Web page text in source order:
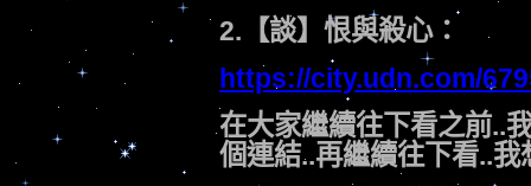
2.【談】恨與殺心：
https://city.udn.com/
在大家繼續往下看之前..
個連結..再繼續往下看..